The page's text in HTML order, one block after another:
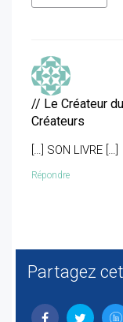
// Le Créateur
Créateurs
[…] SON LIVRE […]
Répondre
Partagez